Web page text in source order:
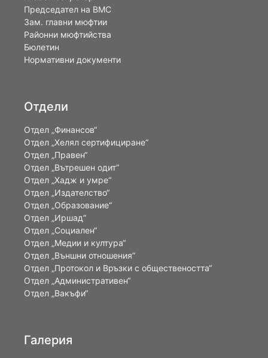
Председател на ВМС
Зам. главни мюфтии
Районни мюфтийства
Бюлетин
Нормативни документи
Отдели
Отдел „Финансов“
Отдел „Хелял сертифициране“
Отдел „Правен“
Отдел „Вътрешен одит“
Отдел „Хадж и умре“
Отдел „Издателство“
Отдел „Образование“
Отдел „Иршад“
Отдел „Социален“
Отдел „Медии и култура“
Отдел „Външни отношения”
Oтдел „Протокол и Връзки с обществеността“
Отдел „Административен“
Отдел „Вакъфи“
Галерия